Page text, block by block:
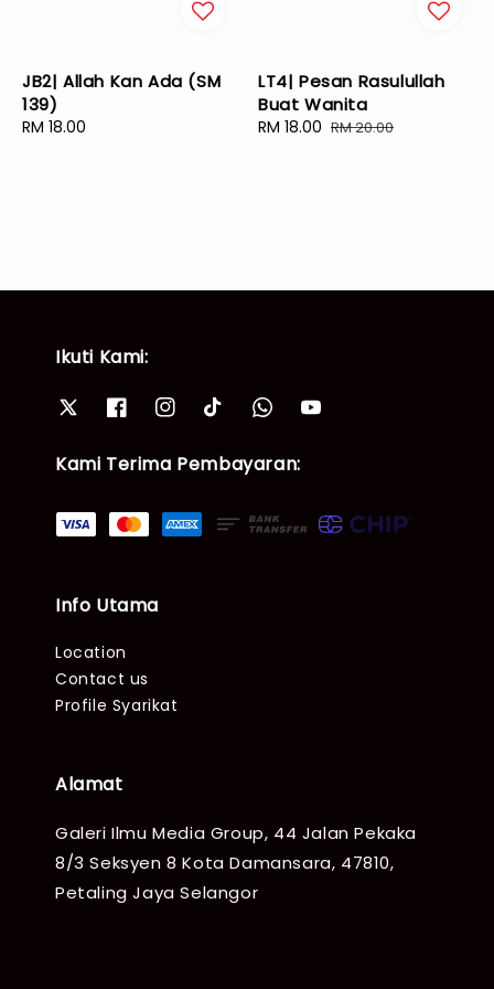
JB2| Allah Kan Ada (SM
139)
Regular
RM 18.00
LT4| Pesan Rasulullah
Buat Wanita
Sale
RM 18.00 Regular
RM 20.00
Ikuti Kami:
Kami Terima Pembayaran:
Info Utama
Location
Contact us
Profile Syarikat
Alamat
Galeri Ilmu Media Group, 44 Jalan Pekaka
8/3 Seksyen 8 Kota Damansara, 47810,
Petaling Jaya Selangor